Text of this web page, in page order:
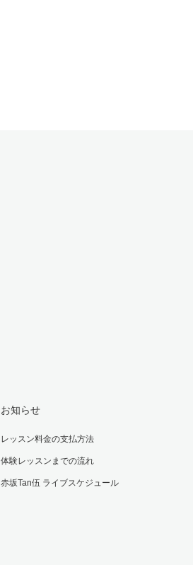
お知らせ
レッスン料金の支払方法
体験レッスンまでの流れ
赤坂Tan伍 ライブスケジュール